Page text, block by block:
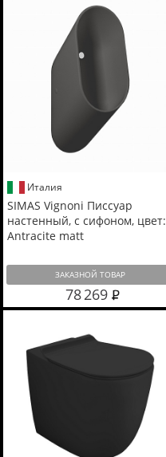
Италия
SIMAS Vignoni Писсуар
настенный, с сифоном, цвет:
Antracite matt
ЗАКАЗНОЙ ТОВАР
78 269